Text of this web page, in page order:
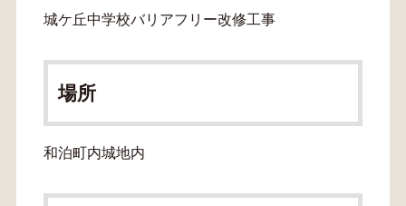
城ケ丘中学校バリアフリー改修工事
場所
和泊町内城地内